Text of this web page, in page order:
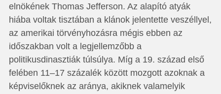
elnökének Thomas Jefferson. Az alapító atyák
hiába voltak tisztában a klánok jelentette veszéllyel,
az amerikai törvényhozásra mégis ebben az
időszakban volt a legjellemzőbb a
politikusdinasztiák túlsúlya. Míg a 19. század első
felében 11–17 százalék között mozgott azoknak a
képviselőknek az aránya, akiknek valamelyik